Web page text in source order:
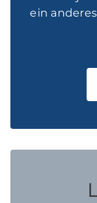
ein